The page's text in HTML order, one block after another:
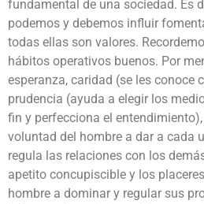
fundamental de una sociedad. Es
podemos y debemos influir
todas ellas son valores.
hábitos operativos buenos. Por
esperanza, caridad (se les conoce
prudencia (ayuda a elegir los
fin y perfecciona el
voluntad del hombre a dar a cada
regula las relaciones con los
apetito concupiscible y los
hombre a dominar y regular sus